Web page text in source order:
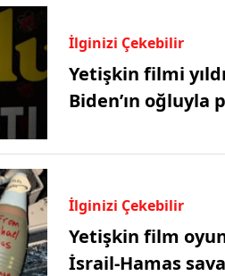
İlginizi Çekebilir
Yetişkin filmi
Biden’ın
İlginizi Çekebilir
Yetişkin film
İsrail-Hamas